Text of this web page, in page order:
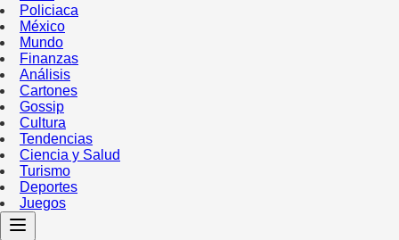
Policiaca
México
Mundo
Finanzas
Análisis
Cartones
Gossip
Cultura
Tendencias
Ciencia y Salud
Turismo
Deportes
Juegos